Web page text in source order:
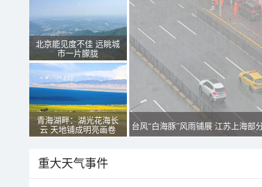
北京能见度不佳 远眺城
市一片朦胧
青海湖畔：湖光花海长
云 天地铺成明亮画卷
台风“白海豚”风雨铺展 江苏上海部
重大天气事件